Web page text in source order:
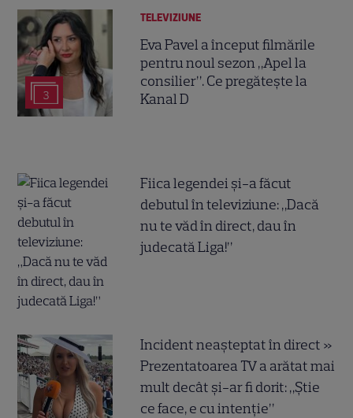
3
TELEVIZIUNE
Eva Pavel a început filmările
pentru noul sezon „Apel la
consilier”. Ce pregătește la
Kanal D
Fiica legendei și-a făcut
debutul în televiziune: „Dacă
nu te văd în direct, dau în
judecată Liga!”
Incident neașteptat în direct »
Prezentatoarea TV a arătat mai
mult decât și-ar fi dorit: „Știe
ce face, e cu intenție”